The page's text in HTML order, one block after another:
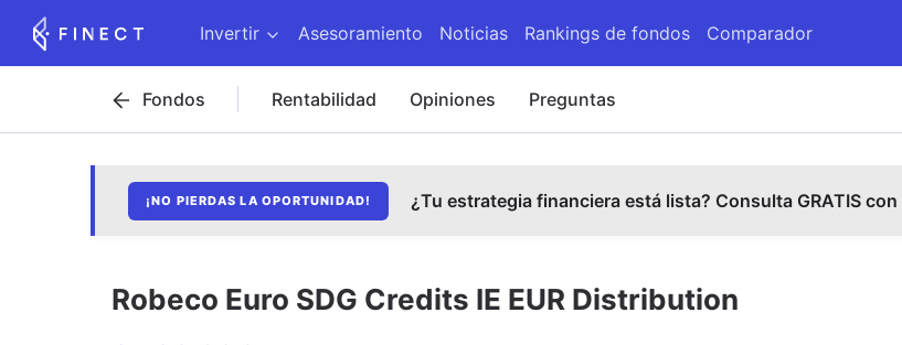
Invertir Asesoramiento Noticias Rankings de fondos Comparador
Fondos Rentabilidad Opiniones Preguntas
¡NO PIERDAS LA OPORTUNIDAD! ¿Tu estrategia financiera está lista? Consulta GRATIS
Robeco Euro SDG Credits IE EUR Distribution